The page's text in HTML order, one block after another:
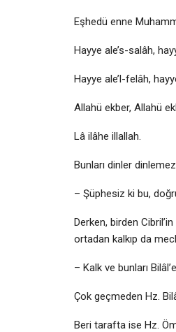
Eşhedü enne
Hayye ale’s-salâh,
Hayye ale’l-felâh,
Allahü ekber, Allahü
Lâ ilâhe illallah.
Bunları dinler
– Şüphesiz ki bu,
Derken, birden
ortadan kalkıp da
– Kalk ve bunları
Çok geçmeden Hz.
Beri tarafta ise Hz.